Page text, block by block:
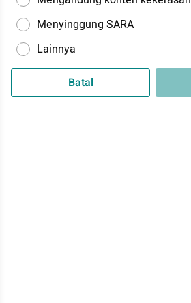
Menyinggung SARA
Lainnya
Batal